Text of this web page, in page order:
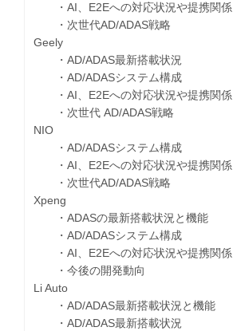
・AI、E2Eへの対応状況や提携関係
・次世代AD/ADAS戦略
Geely
・AD/ADAS最新搭載状況
・AD/ADASシステム構成
・AI、E2Eへの対応状況や提携関係
・次世代 AD/ADAS戦略
NIO
・AD/ADASシステム構成
・AI、E2Eへの対応状況や提携関係
・次世代AD/ADAS戦略
Xpeng
・ADASの最新搭載状況と機能
・AD/ADASシステム構成
・AI、E2Eへの対応状況や提携関係
・今後の開発動向
Li Auto
・AD/ADAS最新搭載状況と機能
・AD/ADAS最新搭載状況